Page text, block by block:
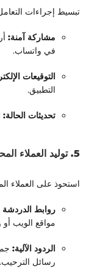
تبسيط إجراءات
مشاركة آمنة:
في واتساب.
التوقيعات
التطبيق.
تحديثات الحالة:
5. توليد العملاء المحتملين
استحوذ على العملاء
روابط الدردشة
مواقع الويب
الردود الآلية:
رسائل الترحيب.